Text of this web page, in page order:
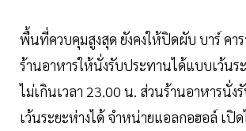
พื้นที่ควบคุมสูงสุด ยังคงให้ปิดผับ บาร์ คา
ร้านอาหารให้นั่งรับประทานได้แบบเว้นร
ไม่เกินเวลา 23.00 น. ส่วนร้านอาหารนั่
เว้นระยะห่างได้ จำหน่ายแอลกอฮอล์ เปิด